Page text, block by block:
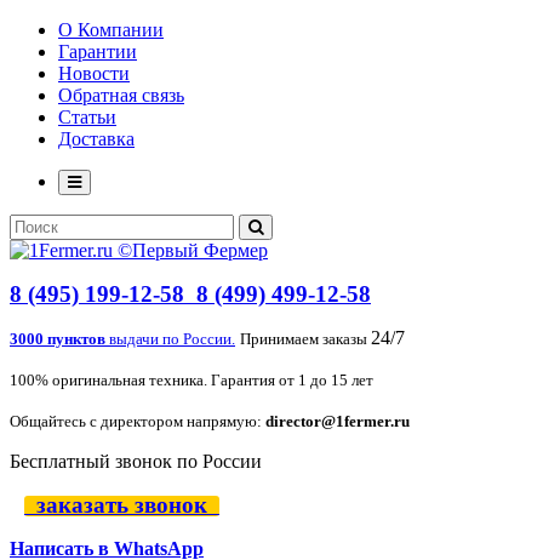
О Компании
Гарантии
Новости
Обратная связь
Статьи
Доставка
8 (495) 199-12-58 8 (499) 499-12-58
3000 пунктов выдачи по России. Принимаем заказы 24/7
100% оригинальная техника. Гарантия от 1 до 15 лет
Общайтесь с директором напрямую: director@1fermer.ru
Бесплатный звонок по России
заказать звонок
Написать в WhatsApp